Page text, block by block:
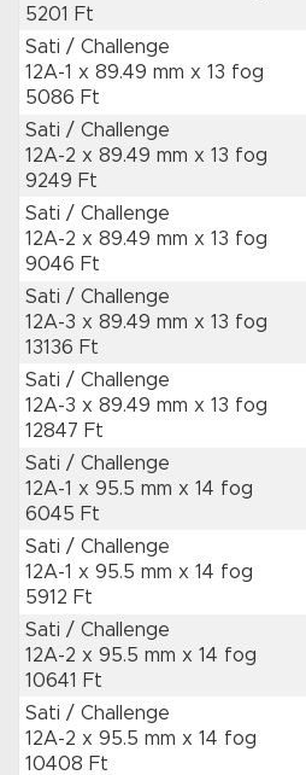
5201 Ft
Sati / Challenge
12A-1 x 89.49 mm x 13 fog
5086 Ft
Sati / Challenge
12A-2 x 89.49 mm x 13 fog
9249 Ft
Sati / Challenge
12A-2 x 89.49 mm x 13 fog
9046 Ft
Sati / Challenge
12A-3 x 89.49 mm x 13 fog
13136 Ft
Sati / Challenge
12A-3 x 89.49 mm x 13 fog
12847 Ft
Sati / Challenge
12A-1 x 95.5 mm x 14 fog
6045 Ft
Sati / Challenge
12A-1 x 95.5 mm x 14 fog
5912 Ft
Sati / Challenge
12A-2 x 95.5 mm x 14 fog
10641 Ft
Sati / Challenge
12A-2 x 95.5 mm x 14 fog
10408 Ft